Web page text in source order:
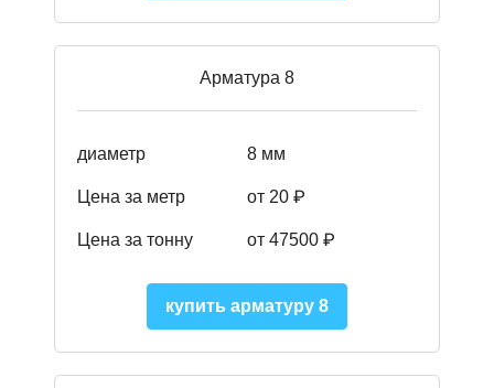
Арматура 8
диаметр 8 мм
Цена за метр от 20 ₽
Цена за тонну от 47500 ₽
купить арматуру 8